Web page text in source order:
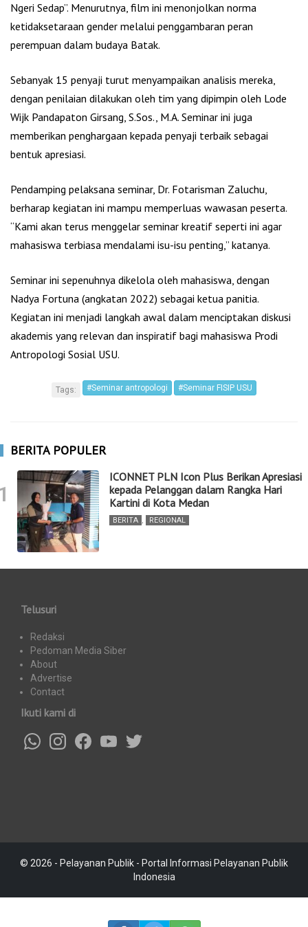
Ngeri Sedap”. Menurutnya, film ini menonjolkan norma
ketidaksetaraan gender melalui penggambaran peran
perempuan dalam budaya Batak.
Sebanyak 15 penyaji turut menyampaikan analisis mereka,
dengan penilaian dilakukan oleh tim yang dipimpin oleh Lode
Wijk Pandapaton Girsang, S.Sos., M.A. Seminar ini juga
memberikan penghargaan kepada penyaji terbaik sebagai
bentuk apresiasi.
Pendamping pelaksana seminar, Dr. Fotarisman Zaluchu,
berharap kegiatan ini mampu memperluas wawasan peserta.
“Kami akan terus menggelar seminar kreatif seperti ini agar
mahasiswa terbiasa mendalami isu-isu penting,” katanya.
Seminar ini sepenuhnya dikelola oleh mahasiswa, dengan
Nadya Fortuna (angkatan 2022) sebagai ketua panitia.
Kegiatan ini menjadi langkah awal dalam menciptakan diskusi
akademis yang relevan dan inspiratif bagi mahasiswa Prodi
Antropologi Sosial USU.
Tags: #Seminar antropologi #Seminar FISIP USU
BERITA POPULER
ICONNET PLN Icon Plus Berikan Apresiasi
kepada Pelanggan dalam Rangka Hari
Kartini di Kota Medan
BERITA , REGIONAL
Telusuri
Redaksi
Pedoman Media Siber
About
Advertise
Contact
Ikuti kami di
© 2026 - Pelayanan Publik - Portal Informasi Pelayanan Publik
Indonesia